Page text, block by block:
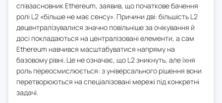
співзасновник Ethereum, заявив, що початкове бачення
ролі L2 «більше не має сенсу». Причини дві: більшість L2
децентралізувалися значно повільніше за очікування й
досі покладаються на централізовані елементи, а сам
Ethereum навчився масштабуватися напряму на
базовому рівні. Це не означає, що L2 зникнуть, але їхня
роль переосмислюється: з універсального рішення вони
перетворюються на спеціалізовані мережі під конкретні
задачі.